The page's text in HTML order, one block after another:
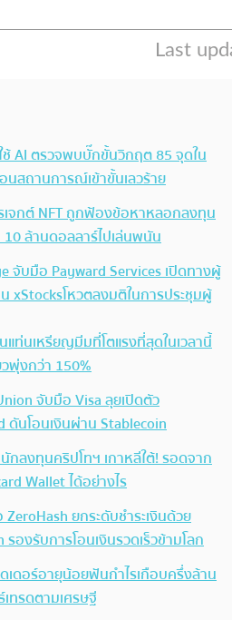
AI ตรวจพบบั๊กขั้นวิกฤต 85 จุดใน
นสถานการณ์เข้าขั้นเลวร้าย
จกต์ NFT ถูกฟ้องข้อหาหลอกลงทุน
10 ล้านดอลลาร์ไปเล่นพนัน
จับมือ Payward Services เปิดทางผู้
xStocksโหวตลงมติในการประชุมผู้
แท่นเหรียญมีมที่โตแรงที่สุดในเวลานี้
พุ่งกว่า 150%
จับมือ Visa ลุยเปิดตัว
ดันโอนเงินผ่าน Stablecoin
กลงทุนคริปโทฯ เกาหลีใต้! รอดจาก
Wallet ได้อย่างไร
ยกระดับชำระเงินด้วย
รองรับการโอนเงินรวดเร็วข้ามโลก
เดอร์อายุน้อยฟันกำไรเกือบครึ่งล้าน
ทรดตามเศรษฐี